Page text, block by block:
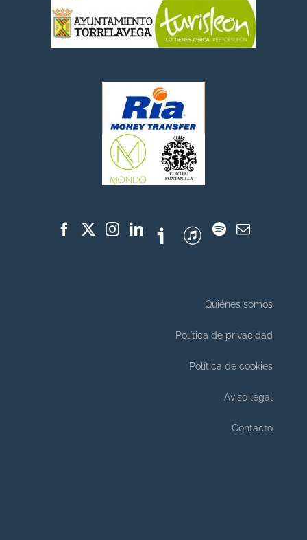
Quiénes somos
Política de privacidad
Política de cookies
Aviso legal
Contacto